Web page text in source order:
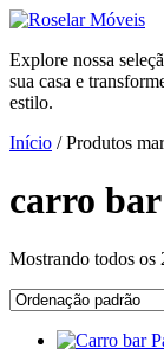
Ir
o
conteúdo
Explore nossa
sua casa e
estilo.
Início / Produtos
carro
Mostrando todos os